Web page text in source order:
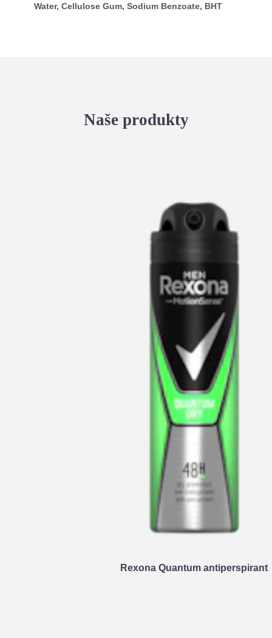
Water, Cellulose Gum, Sodium Benzoate, BHT
Naše produkty
Rexona Quantum antiperspirant